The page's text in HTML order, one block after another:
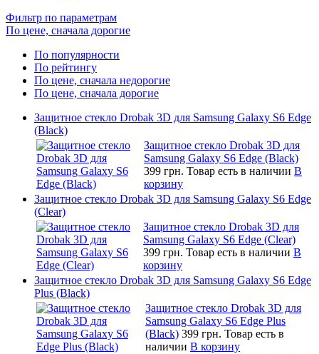
Фильтр по параметрам
По цене, сначала дорогие
По популярности
По рейтингу
По цене, сначала недорогие
По цене, сначала дорогие
Защитное стекло Drobak 3D для Samsung Galaxy S6 Edge
(Black)
Защитное стекло Drobak 3D для
Samsung Galaxy S6 Edge (Black)
399 грн. Товар есть в наличии В
корзину
Защитное стекло Drobak 3D для Samsung Galaxy S6 Edge
(Clear)
Защитное стекло Drobak 3D для
Samsung Galaxy S6 Edge (Clear)
399 грн. Товар есть в наличии В
корзину
Защитное стекло Drobak 3D для Samsung Galaxy S6 Edge
Plus (Black)
Защитное стекло Drobak 3D для
Samsung Galaxy S6 Edge Plus
(Black) 399 грн. Товар есть в
наличии В корзину